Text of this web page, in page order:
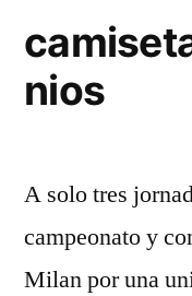
nios
A solo tres
campeonato y
Milan por una